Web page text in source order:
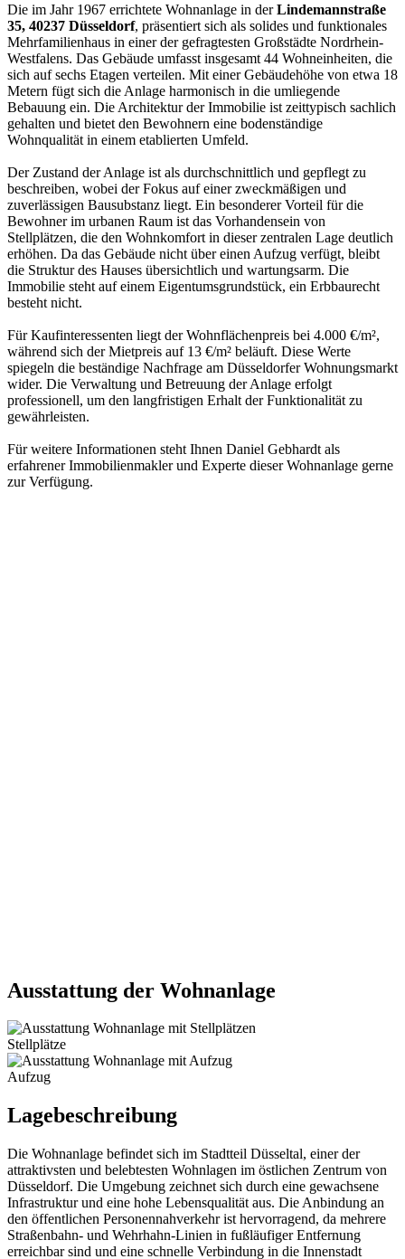
Die im Jahr 1967 errichtete Wohnanlage in derLindemannstraße
35, 40237 Düsseldorf, präsentiert sich als solides und funktionales
Mehrfamilienhaus in einer der gefragtesten Großstädte Nordrhein-
Westfalens. Das Gebäude umfasst insgesamt 44 Wohneinheiten, die
sich auf sechs Etagen verteilen. Mit einer Gebäudehöhe von etwa 18
Metern fügt sich die Anlage harmonisch in die umliegende
Bebauung ein. Die Architektur der Immobilie ist zeittypisch sachlich
gehalten und bietet den Bewohnern eine bodenständige
Wohnqualität in einem etablierten Umfeld.
Der Zustand der Anlage ist als durchschnittlich und gepflegt zu
beschreiben, wobei der Fokus auf einer zweckmäßigen und
zuverlässigen Bausubstanz liegt. Ein besonderer Vorteil für die
Bewohner im urbanen Raum ist das Vorhandensein von
Stellplätzen, die den Wohnkomfort in dieser zentralen Lage deutlich
erhöhen. Da das Gebäude nicht über einen Aufzug verfügt, bleibt
die Struktur des Hauses übersichtlich und wartungsarm. Die
Immobilie steht auf einem Eigentumsgrundstück, ein Erbbaurecht
besteht nicht.
Für Kaufinteressenten liegt der Wohnflächenpreis bei 4.000 €/m²,
während sich der Mietpreis auf 13 €/m² beläuft. Diese Werte
spiegeln die beständige Nachfrage am Düsseldorfer Wohnungsmarkt
wider. Die Verwaltung und Betreuung der Anlage erfolgt
professionell, um den langfristigen Erhalt der Funktionalität zu
gewährleisten.
Für weitere Informationen steht Ihnen Daniel Gebhardt als
erfahrener Immobilienmakler und Experte dieser Wohnanlage gerne
zur Verfügung.
Ausstattung der Wohnanlage
Stellplätze
Aufzug
Lagebeschreibung
Die Wohnanlage befindet sich im Stadtteil Düsseltal, einer der
attraktivsten und belebtesten Wohnlagen im östlichen Zentrum von
Düsseldorf. Die Umgebung zeichnet sich durch eine gewachsene
Infrastruktur und eine hohe Lebensqualität aus. Die Anbindung an
den öffentlichen Personennahverkehr ist hervorragend, da mehrere
Straßenbahn- und Wehrhahn-Linien in fußläufiger Entfernung
erreichbar sind und eine schnelle Verbindung in die Innenstadt